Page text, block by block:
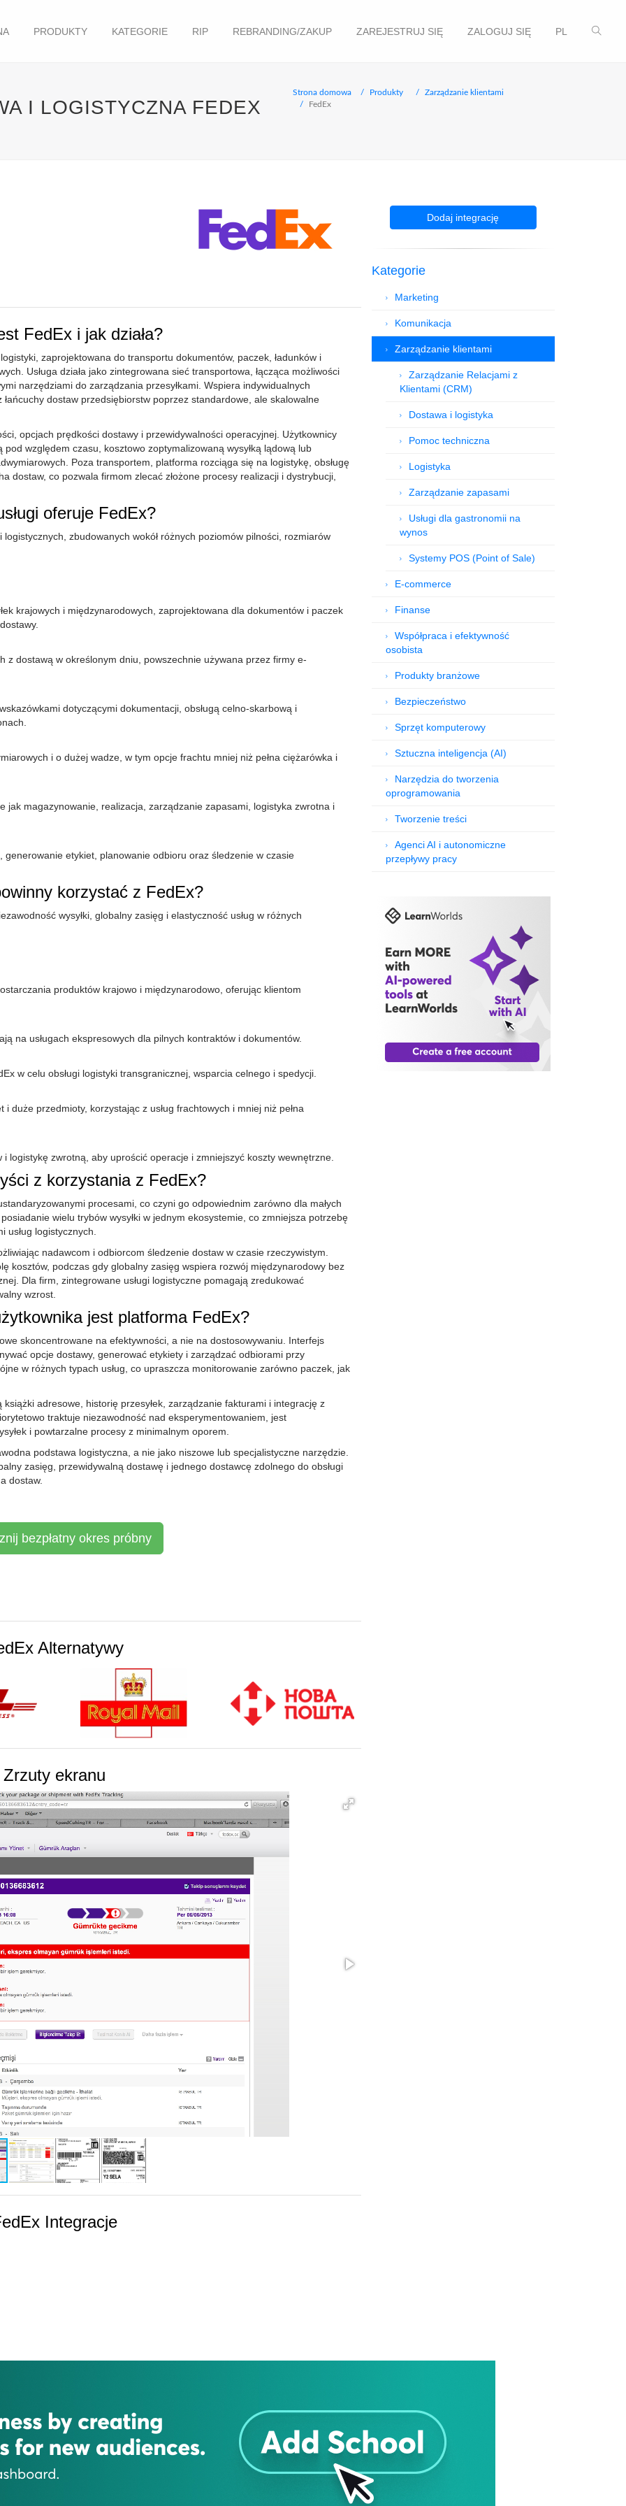
PRODUKTY KATEGORIE RIP REBRANDING/ZAKUP ZAREJESTRUJ SIĘ ZALOGUJ SIĘ PL
I LOGISTYCZNA FEDEX
Strona domowa Produkty
Zarządzanie klientami
FedEx
FedEx i jak działa?
zaprojektowana do transportu dokumentów, paczek, ładunków i
Usługa działa jako zintegrowana sieć transportowa, łącząca możliwości
narzędziami do zarządzania przesyłkami. Wspiera indywidualnych
dostaw przedsiębiorstw poprzez standardowe, ale skalowalne
opcjach prędkości dostawy i przewidywalności operacyjnej. Użytkownicy
względem czasu, kosztowo zoptymalizowaną wysyłką lądową lub
Poza transportem, platforma rozciąga się na logistykę, obsługę
dostaw, co pozwala firmom zlecać złożone procesy realizacji i dystrybucji,
oferuje FedEx?
zbudowanych wokół różnych poziomów pilności, rozmiarów
krajowych i międzynarodowych, zaprojektowana dla dokumentów i paczek
z dostawą w określonym dniu, powszechnie używana przez firmy e-
dotyczącymi dokumentacji, obsługą celno-skarbową i
i o dużej wadze, w tym opcje frachtu mniej niż pełna ciężarówka i
jak magazynowanie, realizacja, zarządzanie zapasami, logistyka zwrotna i
generowanie etykiet, planowanie odbioru oraz śledzenie w czasie
korzystać z FedEx?
wysyłki, globalny zasięg i elastyczność usług w różnych
produktów krajowo i międzynarodowo, oferując klientom
na usługach ekspresowych dla pilnych kontraktów i dokumentów.
w celu obsługi logistyki transgranicznej, wsparcia celnego i spedycji.
duże przedmioty, korzystając z usług frachtowych i mniej niż pełna
logistykę zwrotną, aby uprościć operacje i zmniejszyć koszty wewnętrzne.
z korzystania z FedEx?
procesami, co czyni go odpowiednim zarówno dla małych
wielu trybów wysyłki w jednym ekosystemie, co zmniejsza potrzebę
logistycznych.
nadawcom i odbiorcom śledzenie dostaw w czasie rzeczywistym.
kosztów, podczas gdy globalny zasięg wspiera rozwój międzynarodowy bez
Dla firm, zintegrowane usługi logistyczne pomagają zredukować
wzrost.
jest platforma FedEx?
skoncentrowane na efektywności, a nie na dostosowywaniu. Interfejs
opcje dostawy, generować etykiety i zarządzać odbiorami przy
w różnych typach usług, co upraszcza monitorowanie zarówno paczek, jak
adresowe, historię przesyłek, zarządzanie fakturami i integrację z
traktuje niezawodność nad eksperymentowaniem, jest
i powtarzalne procesy z minimalnym oporem.
podstawa logistyczna, a nie jako niszowe lub specjalistyczne narzędzie.
zasięg, przewidywalną dostawę i jednego dostawcę zdolnego do obsługi
dostaw.
bezpłatny okres próbny
Alternatywy
Zrzuty ekranu
Integracje
Dodaj integrację
Kategorie
Marketing
Komunikacja
Zarządzanie klientami
Zarządzanie Relacjami z
Klientami (CRM)
Dostawa i logistyka
Pomoc techniczna
Logistyka
Zarządzanie zapasami
Usługi dla gastronomii na
wynos
Systemy POS (Point of Sale)
E-commerce
Finanse
Współpraca i efektywność
osobista
Produkty branżowe
Bezpieczeństwo
Sprzęt komputerowy
Sztuczna inteligencja (AI)
Narzędzia do tworzenia
oprogramowania
Tworzenie treści
Agenci AI i autonomiczne
przepływy pracy